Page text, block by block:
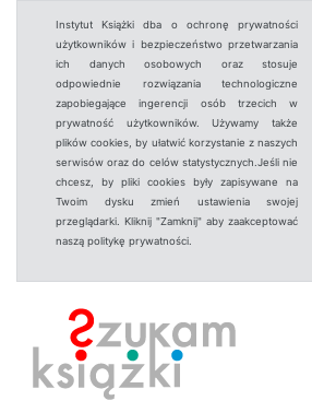
Instytut Książki dba o ochronę prywatności
użytkowników i bezpieczeństwo przetwarzania
ich danych osobowych oraz stosuje
odpowiednie rozwiązania technologiczne
zapobiegające ingerencji osób trzecich w
prywatność użytkowników. Używamy także
plików cookies, by ułatwić korzystanie z naszych
serwisów oraz do celów statystycznych.Jeśli nie
chcesz, by pliki cookies były zapisywane na
Twoim dysku zmień ustawienia swojej
przeglądarki. Kliknij "Zamknij" aby zaakceptować
naszą politykę prywatności.